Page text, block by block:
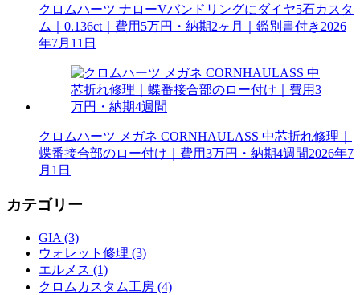
クロムハーツ ナローVバンドリングにダイヤ5石カスタ
ム｜0.136ct｜費用5万円・納期2ヶ月｜鑑別書付き 2026
年7月11日
クロムハーツ メガネ CORNHAULASS 中芯折れ修理｜
蝶番接合部のロー付け｜費用3万円・納期4週間2026年7
月1日
カテゴリー
GIA (3)
ウォレット修理 (3)
エルメス (1)
クロムカスタム工房 (4)